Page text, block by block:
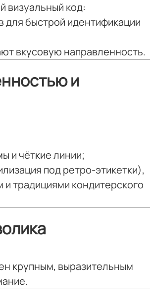
визуальный код:
для быстрой идентификации
вкусовую направленность.
и
и чёткие линии;
под ретро-этикетки),
традициями кондитерского
крупным, выразительным